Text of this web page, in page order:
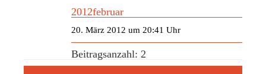
2012februar
20. März 2012 um 20:41 Uhr
Beitragsanzahl: 2